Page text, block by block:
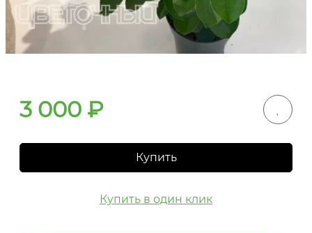
3 000 ₽
Купить
Купить в один клик